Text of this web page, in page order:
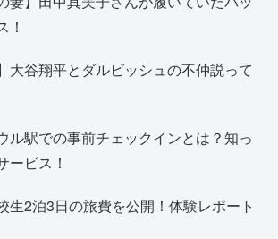
！
大谷翔平とダルビッシュの不仲説って
ル駅での事前チェックインとは？知っ
ービス！
生2泊3日の旅費を公開！体験レポート